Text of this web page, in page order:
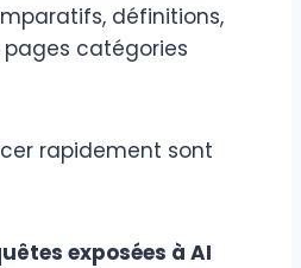
définitions,
catégories
rapidement sont
exposées à AI